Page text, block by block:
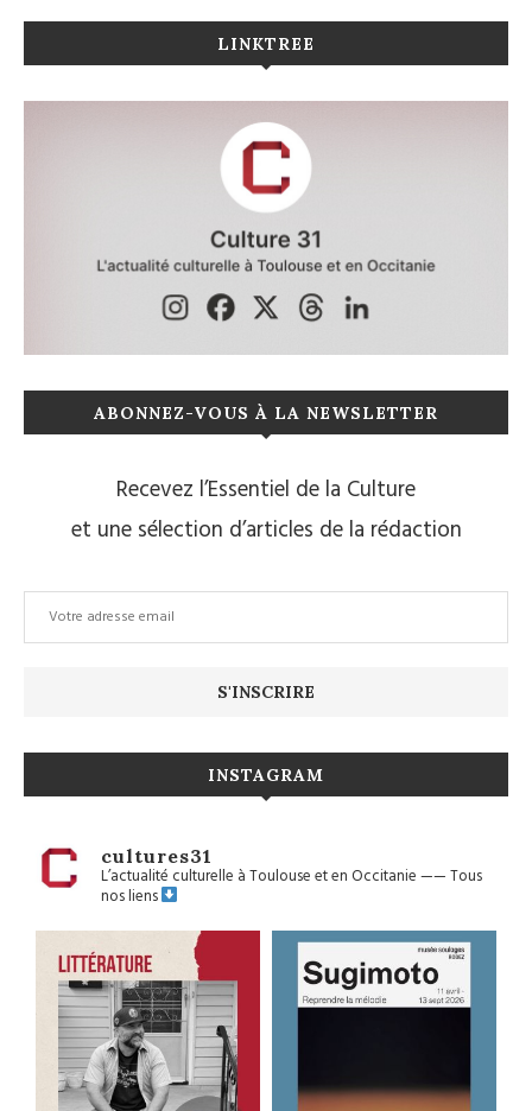
LINKTREE
ABONNEZ-VOUS À LA NEWSLETTER
Recevez l’Essentiel de la Culture
et une sélection d’articles de la rédaction
INSTAGRAM
cultures31
L’actualité culturelle à Toulouse et en Occitanie——Tous
nos liens